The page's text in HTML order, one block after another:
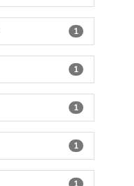
1
1
1
1